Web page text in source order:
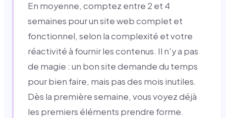
En moyenne, comptez entre 2 et 4
semaines pour un site web complet et
fonctionnel, selon la complexité et votre
réactivité à fournir les contenus. Il n'y a pas
de magie : un bon site demande du temps
pour bien faire, mais pas des mois inutiles.
Dès la première semaine, vous voyez déjà
les premiers éléments prendre forme.